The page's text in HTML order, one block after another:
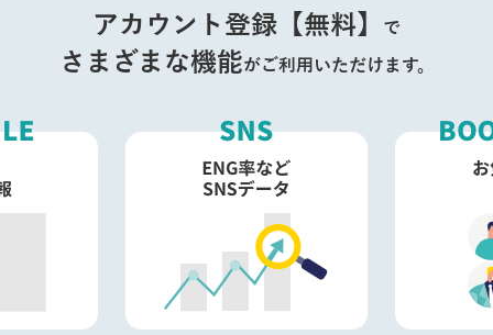
アカウント登録【無料】 で
さまざまな機能がご利用いただけます。